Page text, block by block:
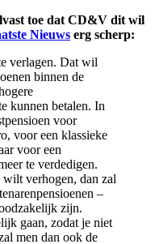
toe dat CD&V dit wil
Nieuws erg scherp:
verlagen. Dat wil
binnen de
kunnen betalen. In
voor
voor een klassieke
voor een
te verdedigen.
wilt verhogen, dan zal
–
zijn.
gaan, zodat je niet
men dan ook de